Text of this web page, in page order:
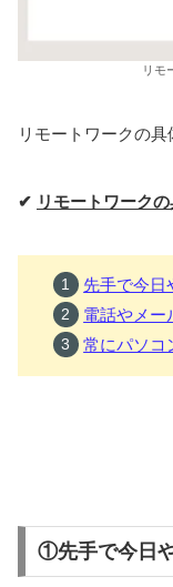
リモ
リモートワークの具
✔ リモートワーク
先手で今日
電話やメー
常にパソコ
①先手で今日